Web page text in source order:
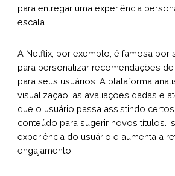
para entregar uma experiência
escala.
A Netflix, por exemplo, é famosa por
para personalizar recomendações
para seus usuários. A plataforma
visualização, as avaliações dadas e
que o usuário passa assistindo
conteúdo para sugerir novos títulos.
experiência do usuário e aumenta a
engajamento.